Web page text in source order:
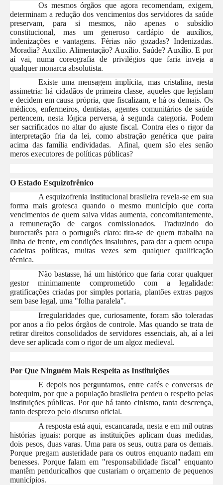
Os mesmos órgãos que agora recomendam, exigem,
determinam a redução dos vencimentos dos servidores da saúde
preservam, para si mesmos, não apenas o subsídio
constitucional, mas um generoso cardápio de auxílios,
indenizações e vantagens. Férias não gozadas? Indenizadas.
Moradia? Auxílio. Alimentação? Auxílio. Saúde? Auxílio. E por
aí vai, numa coreografia de privilégios que faria inveja a
qualquer monarca absolutista.
Existe uma mensagem implícita, mas cristalina, nesta
assimetria: há cidadãos de primeira classe, aqueles que legislam
e decidem em causa própria, que fiscalizam, e há os demais. Os
médicos, enfermeiros, dentistas, agentes comunitários de saúde
pertencem, nesta lógica perversa, à segunda categoria. Podem
ser sacrificados no altar do ajuste fiscal. Contra eles o rigor da
interpretação fria da lei, como abstração genérica que paira
acima das família endividadas. Afinal, quem são eles senão
meros executores de políticas públicas?
O Estado Esquizofrênico
A esquizofrenia institucional brasileira revela-se em sua
forma mais grotesca quando o mesmo município que corta
vencimentos de quem salva vidas aumenta, concomitantemente,
a remuneração de cargos comissionados. Traduzindo do
burocratês para o português claro: tira-se de quem trabalha na
linha de frente, em condições insalubres, para dar a quem ocupa
cadeiras políticas, muitas vezes sem qualquer qualificação
técnica.
Não bastasse, há um histórico que faria corar qualquer
gestor minimamente comprometido com a legalidade:
gratificações criadas por simples portaria, plantões extras pagos
sem base legal, uma "folha paralela".
Irregularidades que, curiosamente, foram são toleradas
por anos a fio pelos órgãos de controle. Mas quando se trata de
retirar direitos consolidados de servidores essenciais, ah, aí a lei
deve ser aplicada com o rigor de um algoz medieval.
Por Que Ninguém Mais Respeita as Instituições
E depois nos perguntamos, entre cafés e conversas de
botequim, por que a população brasileira perdeu o respeito pelas
instituições públicas. Por que há tanto cinismo, tanta descrença,
tanto desprezo pelo discurso oficial.
A resposta está aqui, escancarada, nesta e em mil outras
histórias iguais: porque as instituições aplicam duas medidas,
dois pesos, duas varas. Uma para os seus, outra para os demais.
Porque pregam austeridade para os outros enquanto nadam em
benesses. Porque falam em "responsabilidade fiscal" enquanto
mantêm penduricalhos que custariam o orçamento de pequenos
municípios.